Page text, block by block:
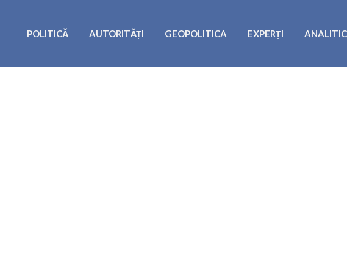
POLITICĂ AUTORITĂȚI GEOPOLITICA EXPERȚI